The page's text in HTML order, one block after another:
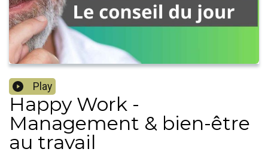
Play
Happy Work -
Management & bien-être
au travail